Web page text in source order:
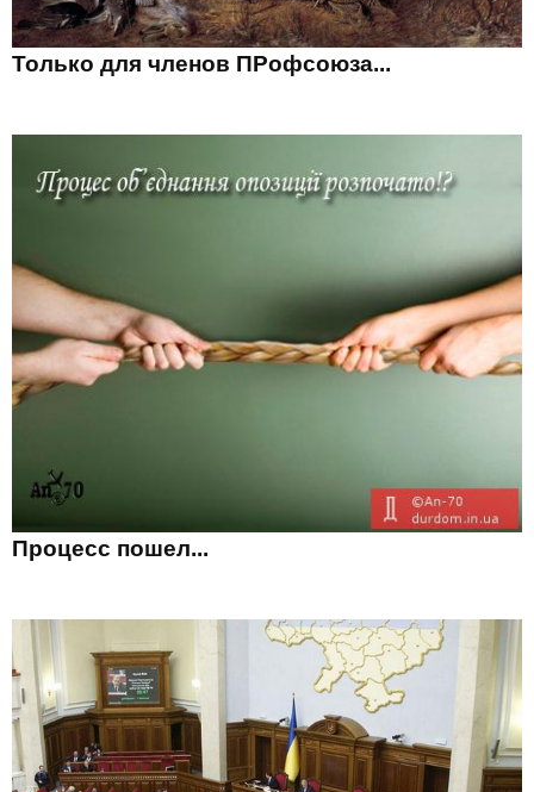
Только для членов ПРофсоюза...
Процесс пошел...